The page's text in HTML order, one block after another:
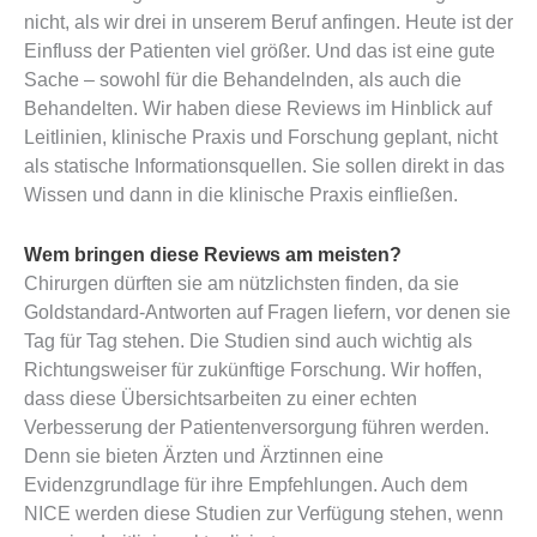
nicht, als wir drei in unserem Beruf anfingen. Heute ist der
Einfluss der Patienten viel größer. Und das ist eine gute
Sache – sowohl für die Behandelnden, als auch die
Behandelten. Wir haben diese Reviews im Hinblick auf
Leitlinien, klinische Praxis und Forschung geplant, nicht
als statische Informationsquellen. Sie sollen direkt in das
Wissen und dann in die klinische Praxis einfließen.
Wem bringen diese Reviews am meisten?
Chirurgen dürften sie am nützlichsten finden, da sie
Goldstandard-Antworten auf Fragen liefern, vor denen sie
Tag für Tag stehen. Die Studien sind auch wichtig als
Richtungsweiser für zukünftige Forschung. Wir hoffen,
dass diese Übersichtsarbeiten zu einer echten
Verbesserung der Patientenversorgung führen werden.
Denn sie bieten Ärzten und Ärztinnen eine
Evidenzgrundlage für ihre Empfehlungen. Auch dem
NICE werden diese Studien zur Verfügung stehen, wenn